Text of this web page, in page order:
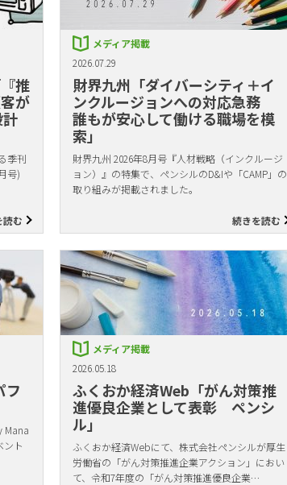
推
が
季刊
号)
読む
メディア掲載
2026.07.29
財界九州「ダイバーシティ＋イ
ンクルージョンへの対応急務
誰もが安心して働ける職場を模
索」
財界九州 2026年8月号『人材戦略（インクルージ
ョン）』の特集で、ペンシルのD&Iや「CAMP」の
取り組みが掲載されました。
続きを読む
フ
Mana
ト
メディア掲載
2026.05.18
ふくおか経済Web「がん対策推
進優良企業として表彰 ペンシ
ル」
ふくおか経済Webにて、株式会社ペンシルが厚生
労働省の「がん対策推進企業アクション」におい
て、令和7年度の「がん対策推進優良企業…